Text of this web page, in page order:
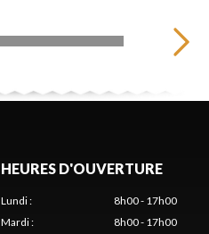
HEURES D'OUVERTURE
Lundi:
8h00 - 17h00
Mardi:
8h00 - 17h00